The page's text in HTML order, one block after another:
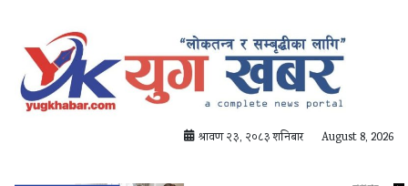
श्रावण २३, २०८३ शनिबार August 8, 2026